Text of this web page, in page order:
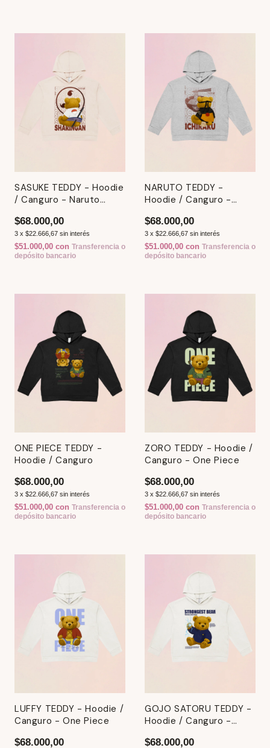
SASUKE TEDDY - Hoodie
/ Canguro - Naruto
$68.000,00
3 x $22.666,67 sin interés
$51.000,00 con Transferencia o
depósito bancario
NARUTO TEDDY -
Hoodie / Canguro -
$68.000,00
3 x $22.666,67 sin interés
$51.000,00 con Transferencia o
depósito bancario
ONE PIECE TEDDY -
Hoodie / Canguro
$68.000,00
3 x $22.666,67 sin interés
$51.000,00 con Transferencia o
depósito bancario
ZORO TEDDY - Hoodie /
Canguro - One Piece
$68.000,00
3 x $22.666,67 sin interés
$51.000,00 con Transferencia o
depósito bancario
LUFFY TEDDY - Hoodie /
Canguro - One Piece
$68.000,00
GOJO SATORU TEDDY -
Hoodie / Canguro -
$68.000,00